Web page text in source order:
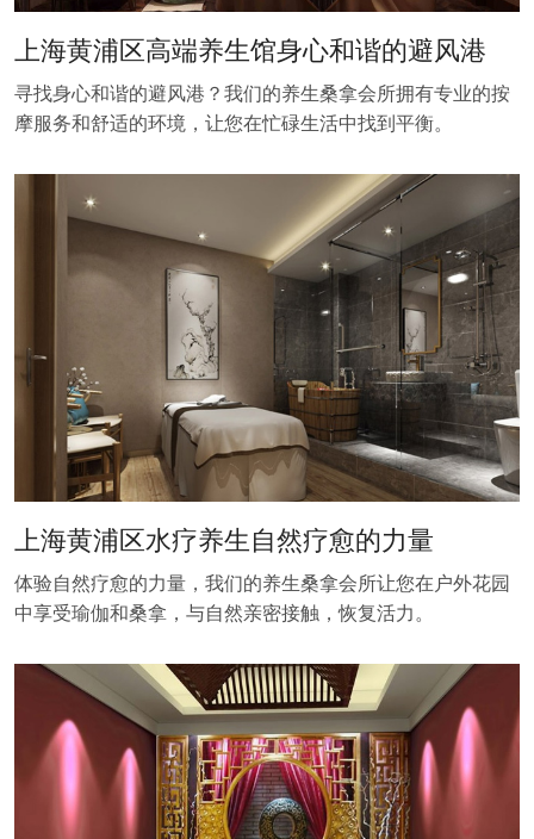
上海黄浦区高端养生馆身心和谐的避风港
寻找身心和谐的避风港？我们的养生桑拿会所拥有专业的按
摩服务和舒适的环境，让您在忙碌生活中找到平衡。
上海黄浦区水疗养生自然疗愈的力量
体验自然疗愈的力量，我们的养生桑拿会所让您在户外花园
中享受瑜伽和桑拿，与自然亲密接触，恢复活力。